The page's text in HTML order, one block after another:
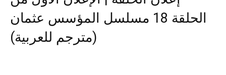
الحلقة 18 مسلسل المؤسس عثمان
(مترجم للعربية)